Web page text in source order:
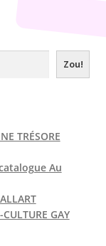
Zou!
TRÉSORE
Au
GAY